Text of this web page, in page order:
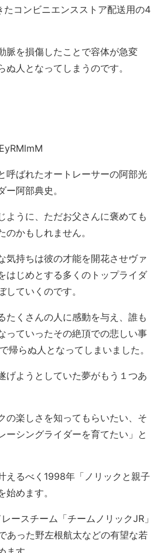
コンビニエンスストア配送用の4
脈を損傷したことで容体が急変
ぬ人となってしまうのです。
呼ばれたオートレーサーの阿部光
阿部典史。
ように、ただお父さんに褒めても
かもしれません。
気持ちは彼の才能を開花させヴァ
はじめとする多くのトップライダ
ていくのです。
たくさんの人に感動を与え、誰も
っていったその絶頂での悲しい事
帰らぬ人となってしまいました。
げようとしていた夢がもう１つあ
の楽しさを知ってもらいたい、そ
ーシングライダーを育てたい」と
えるべく1998年「ノリックと親子
めます。
ースチーム「チームノリックJR」
あった野左根航太などの有望な若